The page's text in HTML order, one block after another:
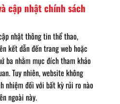
cập nhật chính sách
nhật thông tin thể thao,
kết dẫn đến trang web hoặc
ba nhằm mục đích tham khảo
Tuy nhiên, website không
nhiệm đối với bất kỳ rủi ro nào
ngoài này.